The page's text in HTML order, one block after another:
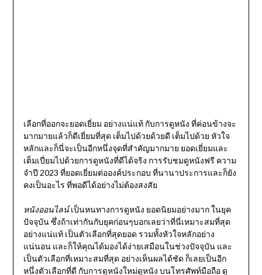
เลือกที่ออกจะยอดเยี่ยม อย่างแน่แท้ กับการดูหนัง ที่ค่อนข้างจะ
มากมายแล้วก็ดีเยี่ยมที่สุด เต็มไปด้วยด้วยดี เต็มไปด้วย หัวใจ
หลักและก็นี่จะเป็นอีกหนึ่งจุดที่สำคัญมากมาย ยอดเยี่ยมและ
เต็มเปี่ยมไปด้วยการดูหนังที่ดีได้จริง การรับชมดูหนังฟรี ความ
จำปี 2023 ที่ยอดเยี่ยมต่อองค์ประกอบ ที่นานาประการและก็ยัง
คงเป็นอะไร ที่พอดีได้อย่างไม่ต้องสงสัย
หนังออนไลน์เป็นหนทางการดูหนัง ยอดนิยมอย่างมาก ในยุค
ปัจจุบัน ซึ่งถ้าเท่ากันกับยุคก่อนๆบอกเลยว่าที่นี่เหมาะสมที่สุด
อย่างแน่แท้ เป็นตัวเลือกที่สุดยอด รวมทั้งหัวใจหลักอย่าง
แน่นอน และก็ให้คุณได้มองได้ง่ายเสมือนในช่วงปัจจุบัน และ
เป็นตัวเลือกที่เหมาะสมที่สุด อย่างเห็นผลได้ชัด ก็เลยเป็นอีก
หนึ่งตัวเลือกที่ดี กับการดูหนังใหม่ดูหนัง บนโทรศัพท์มือถือ ดู